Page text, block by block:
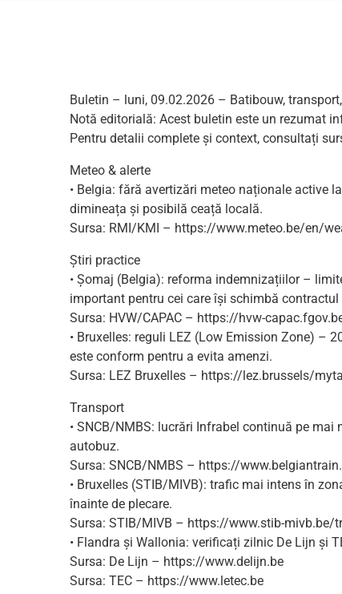
Buletin – luni, 09.02.2026 – Batibouw,
Notă editorială: Acest buletin este un rezumat
Pentru detalii complete și context, consultați
Meteo & alerte
• Belgia: fără avertizări meteo naționale active
dimineața și posibilă ceață locală.
Sursa: RMI/KMI – https://www.meteo.be/en/
Știri practice
• Șomaj (Belgia): reforma indemnizațiilor –
important pentru cei care își schimbă
Sursa: HVW/CAPAC – https://hvw-
• Bruxelles: reguli LEZ (Low Emission Zone) –
este conform pentru a evita amenzi.
Sursa: LEZ Bruxelles – https://lez.brussels/
Transport
• SNCB/NMBS: lucrări Infrabel continuă pe
autobuz.
Sursa: SNCB/NMBS – https://
• Bruxelles (STIB/MIVB): trafic mai intens în
înainte de plecare.
Sursa: STIB/MIVB – https://www.stib-mivb.be/
• Flandra și Wallonia: verificați zilnic De Lijn și
Sursa: De Lijn – https://www.delijn.be
Sursa: TEC – https://www.letec.be